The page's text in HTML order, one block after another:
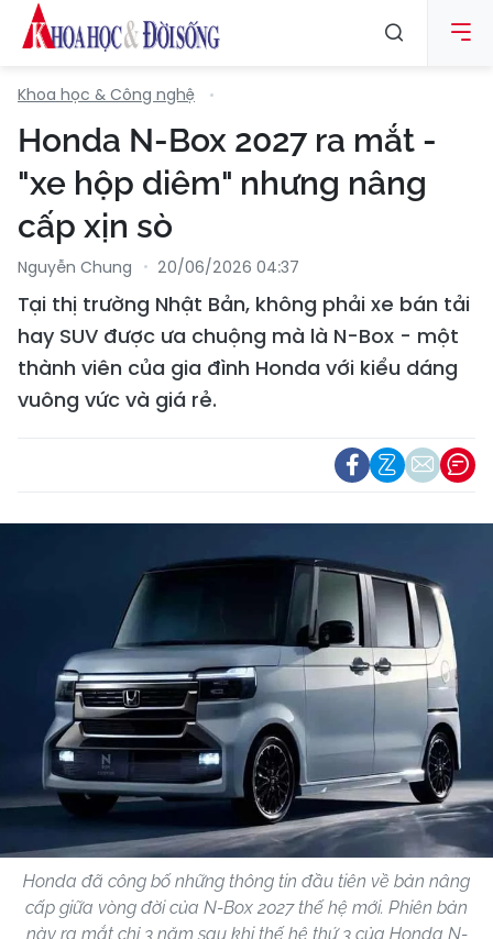
Khoa học & Công nghệ
Honda N-Box 2027 ra mắt -
"xe hộp diêm" nhưng nâng
cấp xịn sò
Nguyễn Chung 20/06/2026 04:37
Tại thị trường Nhật Bản, không phải xe bán tải
hay SUV được ưa chuộng mà là N-Box - một
thành viên của gia đình Honda với kiểu dáng
vuông vức và giá rẻ.
Honda đã công bố những thông tin đầu tiên về bản nâng
cấp giữa vòng đời của N-Box 2027 thế hệ mới. Phiên bản
này ra mắt chỉ 3 năm sau khi thế hệ thứ 3 của Honda N-